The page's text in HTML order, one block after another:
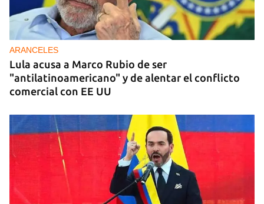
ARANCELES
Lula acusa a Marco Rubio de ser
"antilatinoamericano" y de alentar el conflicto
comercial con EE UU